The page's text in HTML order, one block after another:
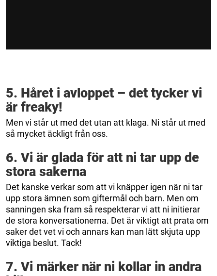
5. Håret i avloppet – det tycker vi
är freaky!
Men vi står ut med det utan att klaga. Ni står ut med
så mycket äckligt från oss.
6. Vi är glada för att ni tar upp de
stora sakerna
Det kanske verkar som att vi knäpper igen när ni tar
upp stora ämnen som giftermål och barn. Men om
sanningen ska fram så respekterar vi att ni initierar
de stora konversationerna. Det är viktigt att prata om
saker det vet vi och annars kan man lätt skjuta upp
viktiga beslut. Tack!
7. Vi märker när ni kollar in andra